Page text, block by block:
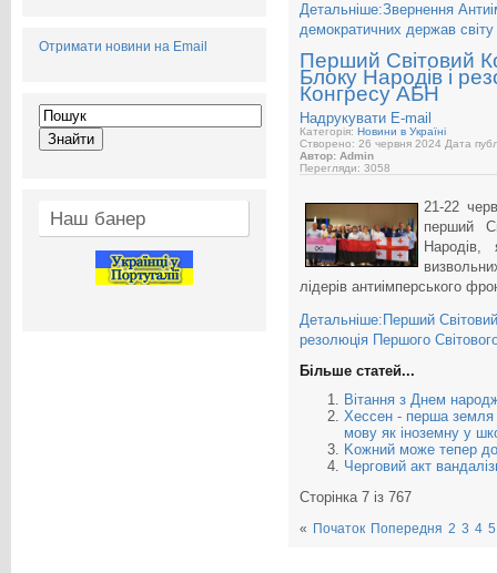
Отримати новини на Email
Наш банер
Детальніше:Звернення
демократичних держав
Перший Світовий
Блоку Народів і
Конгресу АБН
Надрукувати E-mail
Категорія: Новини в Україні
Створено: 26 червня 2024 Дата
Автор: Admin
Перегляди: 3058
21-22
перший
Народів,
лідерів антиімперського
Детальніше:Перший
резолюція Першого
Більше статей...
Вітання з Днем
Хессен - перша земля
мову як іноземну у
Kожний може тепер
Черговий акт
Сторінка 7 із 767
« Початок Попередня 2 3 4 5